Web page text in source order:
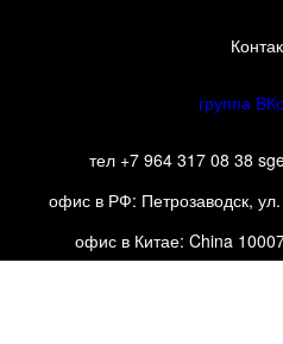
группа
тел +7 964 317 08 38
офис в РФ: Петрозаводск,
офис в Китае: China